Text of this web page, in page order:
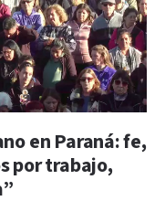
en Paraná: fe,
por trabajo,